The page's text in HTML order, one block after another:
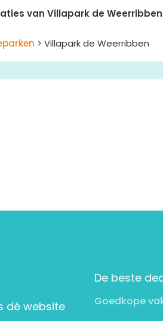
van Villapark de
> Villapark de Weerribben
dé website
De beste
Goedkope